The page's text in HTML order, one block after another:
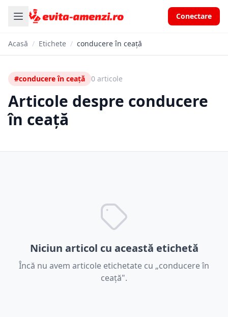
Conectare
Acasă / Etichete / conducere în ceață
#conducere în ceață 0 articole
Articole despre conducere
în ceață
Niciun articol cu această etichetă
Încă nu avem articole etichetate cu „conducere în
ceață".